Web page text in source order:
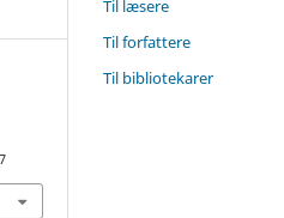
Til læsere
Til forfattere
Til bibliotekarer